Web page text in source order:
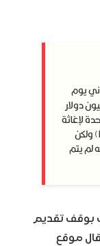
يوم
المتحدة جمدت 125 مليون دولار
لإغاثة
ولكن
لم يتم
بوقف تقديم
موقع